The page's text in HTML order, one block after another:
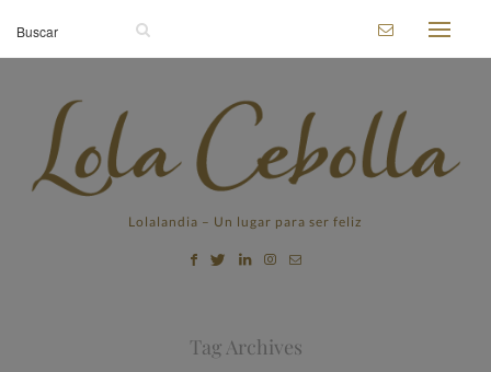
Lolalandia – Un lugar para ser feliz
Tag Archives